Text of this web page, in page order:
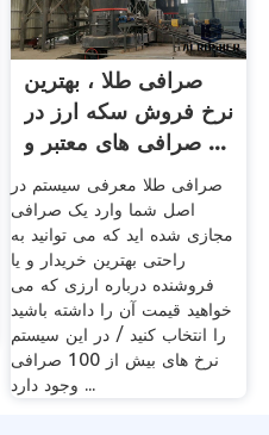
صرافی طلا ، بهترین
نرخ فروش سکه ارز در
صرافی های معتبر و ...
صرافی طلا معرفی سیستم در
اصل شما وارد یک صرافی
مجازی شده اید که می توانید به
راحتی بهترین خریدار و یا
فروشنده درباره ارزی که می
خواهید قیمت آن را داشته باشید
را انتخاب کنید / در این سیستم
نرخ های بیش از 100 صرافی
وجود دارد ...